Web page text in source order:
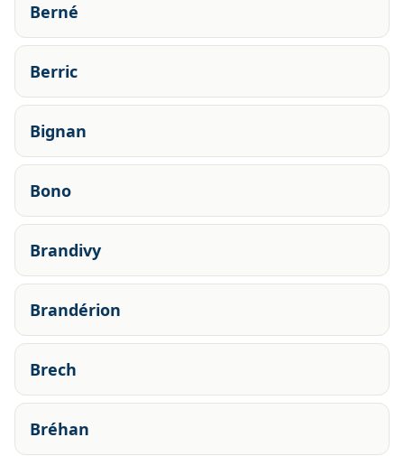
Berné
Berric
Bignan
Bono
Brandivy
Brandérion
Brech
Bréhan